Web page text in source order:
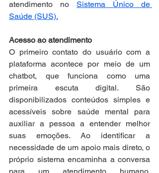
atendimento no Sistema Único de
Saúde (SUS).
Acesso ao atendimento
O primeiro contato do usuário com a
plataforma acontece por meio de um
chatbot, que funciona como uma
primeira escuta digital. São
disponibilizados conteúdos simples e
acessíveis sobre saúde mental para
auxiliar a pessoa a entender melhor
suas emoções. Ao identificar a
necessidade de um apoio mais direto, o
próprio sistema encaminha a conversa